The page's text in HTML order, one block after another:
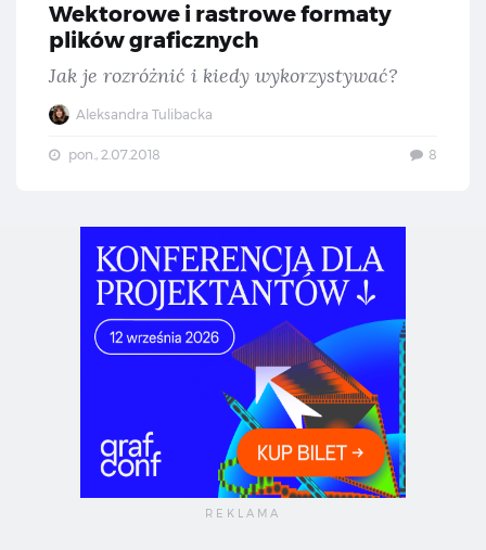
Wektorowe i rastrowe formaty
plików graficznych
Jak je rozróżnić i kiedy wykorzystywać?
Aleksandra Tulibacka
pon., 2.07.2018 8